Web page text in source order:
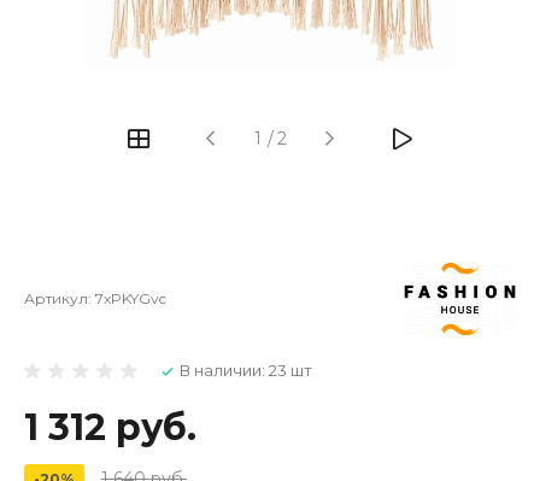
1 /2
Артикул: 7xPKYGvc
В наличии: 23 шт
1 312 руб.